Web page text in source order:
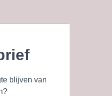
blijven van